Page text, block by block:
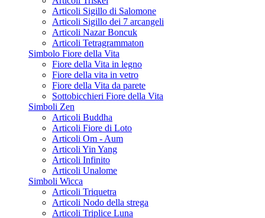
Articoli Sigillo di Salomone
Articoli Sigillo dei 7 arcangeli
Articoli Nazar Boncuk
Articoli Tetragrammaton
Simbolo Fiore della Vita
Fiore della Vita in legno
Fiore della vita in vetro
Fiore della Vita da parete
Sottobicchieri Fiore della Vita
Simboli Zen
Articoli Buddha
Articoli Fiore di Loto
Articoli Om - Aum
Articoli Yin Yang
Articoli Infinito
Articoli Unalome
Simboli Wicca
Articoli Triquetra
Articoli Nodo della strega
Articoli Triplice Luna